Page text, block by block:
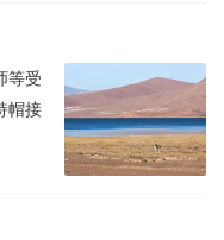
等受
帽接